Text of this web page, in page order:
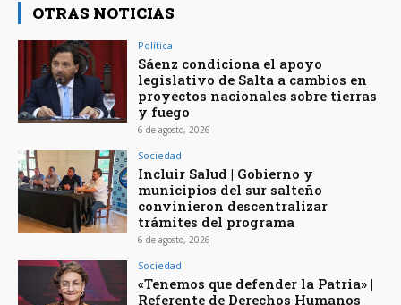
OTRAS NOTICIAS
Política
Sáenz condiciona el apoyo
legislativo de Salta a cambios en
proyectos nacionales sobre tierras
y fuego
6 de agosto, 2026
Sociedad
Incluir Salud | Gobierno y
municipios del sur salteño
convinieron descentralizar
trámites del programa
6 de agosto, 2026
Sociedad
«Tenemos que defender la Patria» |
Referente de Derechos Humanos